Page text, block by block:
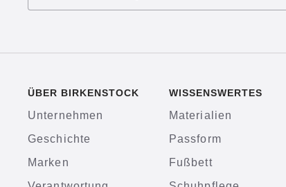
ÜBER BIRKENSTOCK
Unternehmen
Geschichte
Marken
WISSENSWERTES
Materialien
Passform
Fußbett